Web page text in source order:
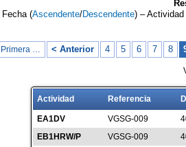
Fecha (Ascendente/Descendente) – Actividad
| Primera … < Anterior 4 5 6 7 8
Actividad Referencia
EA1DV VGSG-009
EB1HRW/P
VGSG-009